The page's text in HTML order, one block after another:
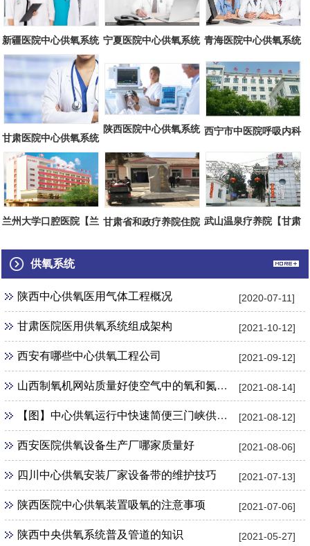
新疆医院中心供氧系统
施工方案（...
宁夏医院中心供氧系统 青海医院中心供氧系统
施工方案（...
甘肃医院中心供氧系统
施工方案（...
陕西医院中心供氧系统 西宁市中医院呼吸内科
中心供氧方...
兰州大学口腔医院【兰 甘肃省和政疗养院住院 武山温泉疗养院【甘肃
供氧系统
[2020-07-11]
陕西中心供氧医用气体工程概况
[2021-10-12]
甘肃医院医用供氧系统组成架构
[2021-09-12]
西安有哪些中心供氧工程公司
[2021-08-14]
山西制氧机网站质量好使空气中的氧和氮气得以分离
[2021-08-12]
【图】中心供氧运行中快速简便三门峡供氧机管理制度
[2021-08-06]
西安医院供氧设备生产厂哪家质量好
[2021-07-13]
四川中心供氧安装厂家设备带的维护技巧
[2021-07-06]
陕西医院中心供氧装置吸氧的注意事项
[2021-05-27]
陕西中央供氧系统普及管道的知识